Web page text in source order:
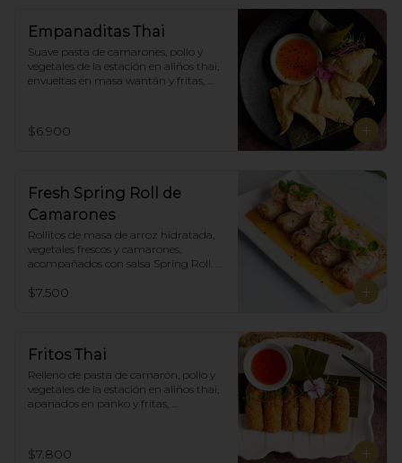
Empanaditas Thai
Suave pasta de camarones, pollo y
vegetales de la estación en aliños thai,
envueltas en masa wantán y fritas,
$6.900
Fresh Spring Roll de
Camarones
Rollitos de masa de arroz hidratada,
vegetales frescos y camarones,
acompañados con salsa Spring Roll.
$7.500
Fritos Thai
Relleno de pasta de camarón, pollo y
vegetales de la estación en aliños thai,
apanados en panko y fritas,
$7.800